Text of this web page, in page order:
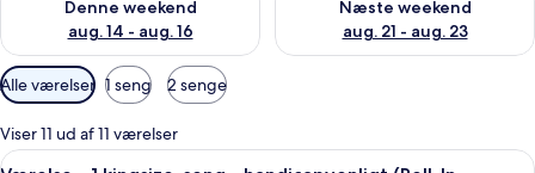
Denne weekend
aug. 14 - aug. 16
Næste weekend
aug. 21 - aug. 23
Tilgængelige
filtre
for
værelser
Alle værelser 1 seng 2 senge
Viser 11 ud af 11 værelser
Indlæs
Et hotelværelse med en seng, et